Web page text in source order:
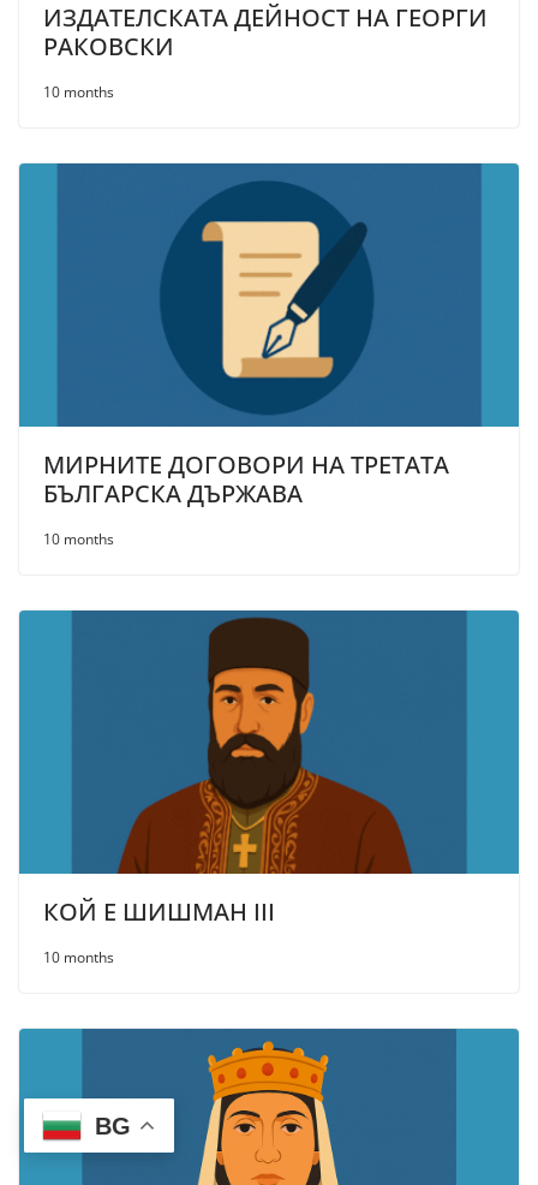
ИЗДАТЕЛСКАТА ДЕЙНОСТ НА ГЕОРГИ
РАКОВСКИ
10 months
МИРНИТЕ ДОГОВОРИ НА ТРЕТАТА
БЪЛГАРСКА ДЪРЖАВА
10 months
КОЙ Е ШИШМАН III
10 months
BG